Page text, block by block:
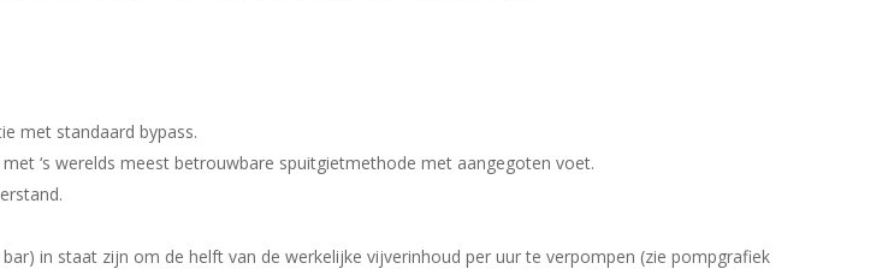
met standaard bypass.
‘s werelds meest betrouwbare spuitgietmethode met aangegoten voet.
in staat zijn om de helft van de werkelijke vijverinhoud per uur te verpompen (zie pompgrafiek